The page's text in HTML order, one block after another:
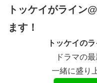
トッケイがライン
ます！
トッケイの
ドラマの
一緒に盛り